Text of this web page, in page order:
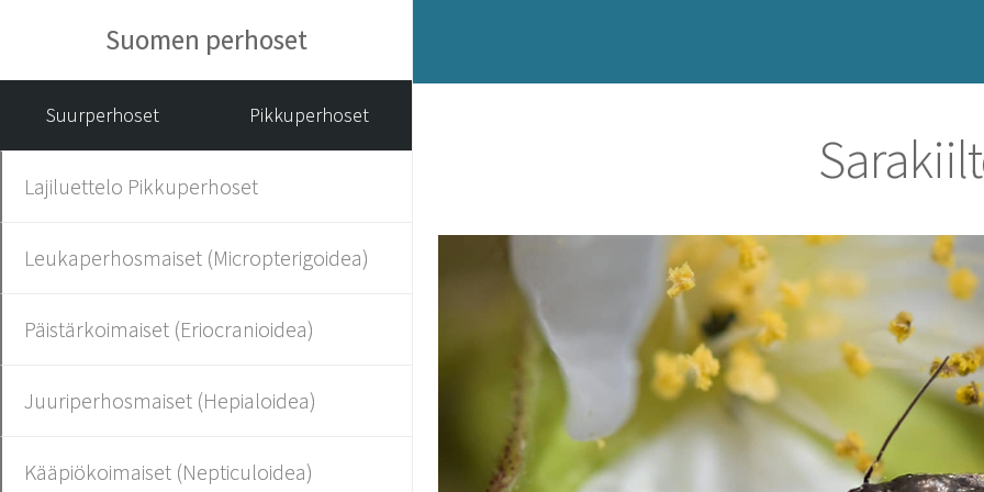
Suomen perhoset
Suurperhoset Pikkuperhoset
Lajiluettelo Pikkuperhoset
Leukaperhosmaiset (Micropterigoidea)
Päistärkoimaiset (Eriocranioidea)
Juuriperhosmaiset (Hepialoidea)
Kääpiökoimaiset (Nepticuloidea)